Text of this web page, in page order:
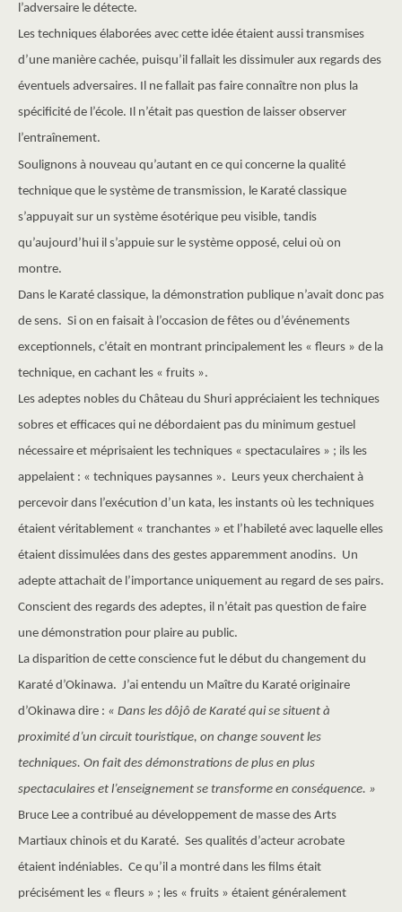
l’adversaire le détecte.
Les techniques élaborées avec cette idée étaient aussi transmises
d’une manière cachée, puisqu’il fallait les dissimuler aux regards des
éventuels adversaires. Il ne fallait pas faire connaître non plus la
spécificité de l’école. Il n’était pas question de laisser observer
l’entraînement.
Soulignons à nouveau qu’autant en ce qui concerne la qualité
technique que le système de transmission, le Karaté classique
s’appuyait sur un système ésotérique peu visible, tandis
qu’aujourd’hui il s’appuie sur le système opposé, celui où on
montre.
Dans le Karaté classique, la démonstration publique n’avait donc pas
de sens. Si on en faisait à l’occasion de fêtes ou d’événements
exceptionnels, c’était en montrant principalement les « fleurs » de la
technique, en cachant les « fruits ».
Les adeptes nobles du Château du Shuri appréciaient les techniques
sobres et efficaces qui ne débordaient pas du minimum gestuel
nécessaire et méprisaient les techniques « spectaculaires » ; ils les
appelaient : « techniques paysannes ». Leurs yeux cherchaient à
percevoir dans l’exécution d’un kata, les instants où les techniques
étaient véritablement « tranchantes » et l’habileté avec laquelle elles
étaient dissimulées dans des gestes apparemment anodins. Un
adepte attachait de l’importance uniquement au regard de ses pairs.
Conscient des regards des adeptes, il n’était pas question de faire
une démonstration pour plaire au public.
La disparition de cette conscience fut le début du changement du
Karaté d’Okinawa. J’ai entendu un Maître du Karaté originaire
d’Okinawa dire : « Dans les dôjô de Karaté qui se situent à
proximité d’un circuit touristique, on change souvent les
techniques. On fait des démonstrations de plus en plus
spectaculaires et l’enseignement se transforme en conséquence. »
Bruce Lee a contribué au développement de masse des Arts
Martiaux chinois et du Karaté. Ses qualités d’acteur acrobate
étaient indéniables. Ce qu’il a montré dans les films était
précisément les « fleurs » ; les « fruits » étaient généralement